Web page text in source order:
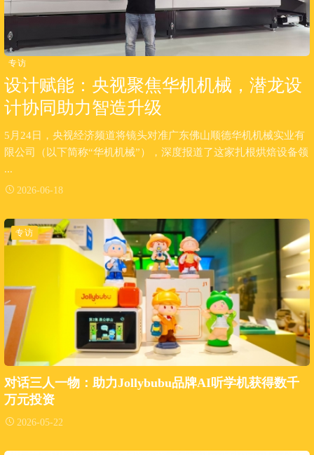
专访
设计赋能：央视聚焦华机机械，潜龙设
计协同助力智造升级
5月24日，央视经济频道将镜头对准广东佛山顺德华机机械实业有
限公司（以下简称“华机机械”），深度报道了这家扎根烘焙设备领
...
2026-06-18
对话三人一物：助力Jollybubu品牌AI听学机获得数千
万元投资
2026-05-22
专访